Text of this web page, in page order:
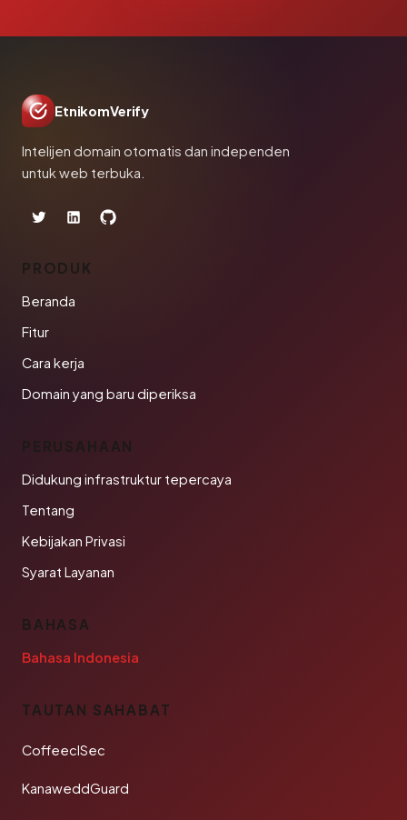
EtnikomVerify
Intelijen domain otomatis dan independen
untuk web terbuka.
PRODUK
Beranda
Fitur
Cara kerja
Domain yang baru diperiksa
PERUSAHAAN
Didukung infrastruktur tepercaya
Tentang
Kebijakan Privasi
Syarat Layanan
BAHASA
Bahasa Indonesia
TAUTAN SAHABAT
CoffeeclSec
KanaweddGuard